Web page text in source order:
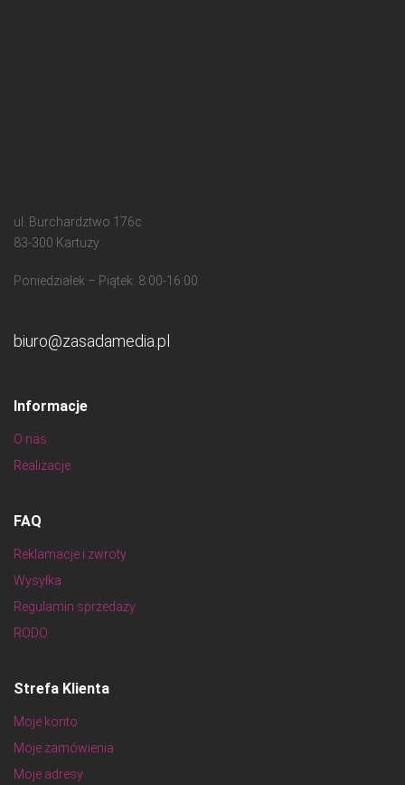
ul. Burchardztwo 176c
83-300 Kartuzy
Poniedziałek – Piątek: 8:00-16:00
biuro@zasadamedia.pl
Informacje
O nas
Realizacje
FAQ
Reklamacje i zwroty
Wysyłka
Regulamin sprzedaży
RODO
Strefa Klienta
Moje konto
Moje zamówienia
Moje adresy